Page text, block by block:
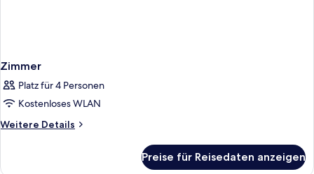
Zimmer
Platz für 4 Personen
Kostenloses WLAN
Weitere Details
Weitere
Preise für Reisedaten anzeigen